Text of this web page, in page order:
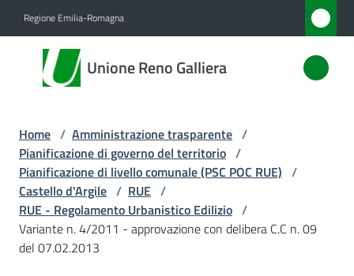
Regione Emilia-Romagna
Unione Reno Galliera
Unione
Reno
Amministrazione
Menu selezionato
Novità
Servizi
Home / Amministrazione trasparente /
Pianificazione di governo del territorio /
Pianificazione di livello comunale (PSC POC RUE) /
Castello d'Argile / RUE /
RUE - Regolamento Urbanistico Edilizio /
Variante n. 4/2011 - approvazione con delibera C.C n. 09
del 07.02.2013